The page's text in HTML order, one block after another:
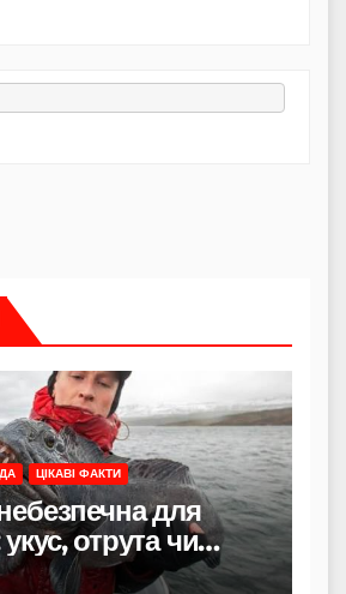
ЦІКАВІ ФАКТИ
для
отрута чи